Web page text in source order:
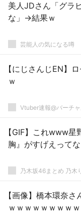
美人JDさん「グラ
な」→結果ｗ
芸能人の気になる噂
【にじさんじEN】
ｗ
Vtuber速報@バーチ
【GIF】これwww
胸』がすげえって
乃木坂46まとめ 乃木
【画像】橋本環奈
ｗｗｗｗｗｗｗｗ